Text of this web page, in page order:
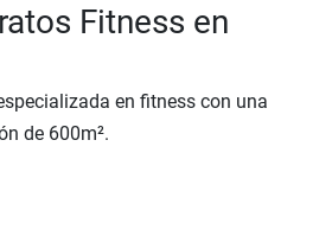
Fitness en
en fitness con una
de 600m².